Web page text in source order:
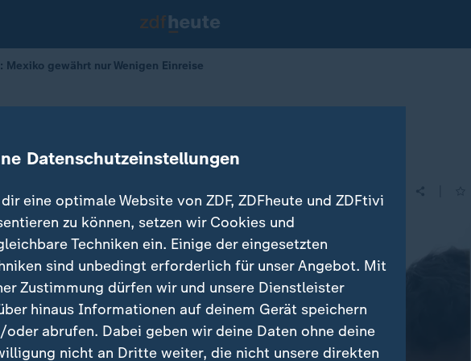
Mexiko gewährt nur Wenigen Einreise
nur wenigen Einreise
Datenschutzeinstellungen
eine optimale Website von ZDF, ZDFheute und ZDFtivi
zu können, setzen wir Cookies und
Techniken ein. Einige der eingesetzten
sind unbedingt erforderlich für unser Angebot. Mit
Zustimmung dürfen wir und unsere Dienstleister
hinaus Informationen auf deinem Gerät speichern
oder abrufen. Dabei geben wir deine Daten ohne deine
nicht an Dritte weiter, die nicht unsere direkten